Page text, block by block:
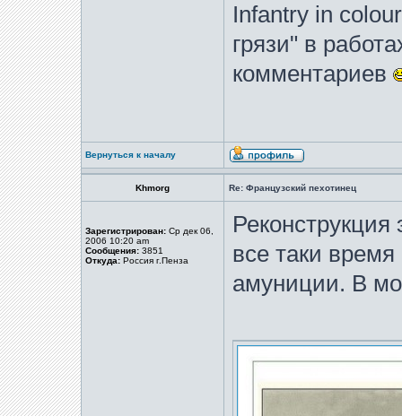
Infantry in
грязи" в
комментариев
Вернуться к началу
Khmorg Re: Французский пехотинец
Зарегистрирован: Ср дек 06,
2006 10:20 am
Сообщения: 3851
Откуда: Россия г.Пенза
Реконструкция
все таки
амуниции. В